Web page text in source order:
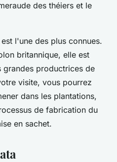
des théiers et le
est l'une des plus connues.
britannique, elle est
productrices de
visite, vous pourrez
dans les plantations,
de fabrication du
en sachet.